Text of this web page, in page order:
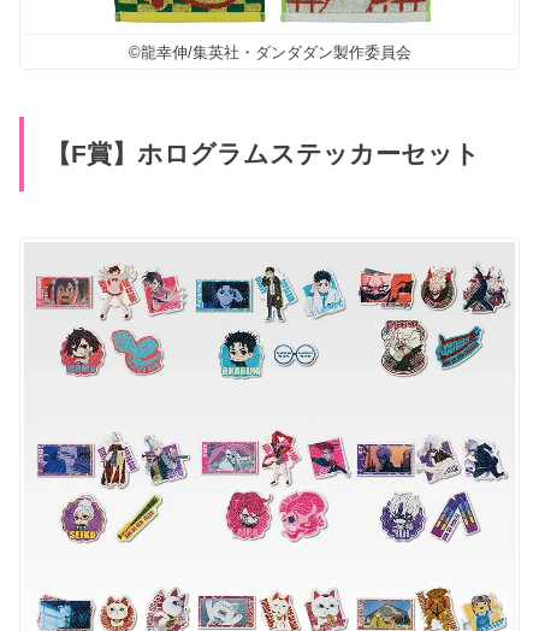
©龍幸伸/集英社・ダンダダン製作委員会
【F賞】ホログラムステッカーセット